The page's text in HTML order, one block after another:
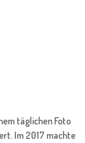
täglichen Foto
Im 2017 machte